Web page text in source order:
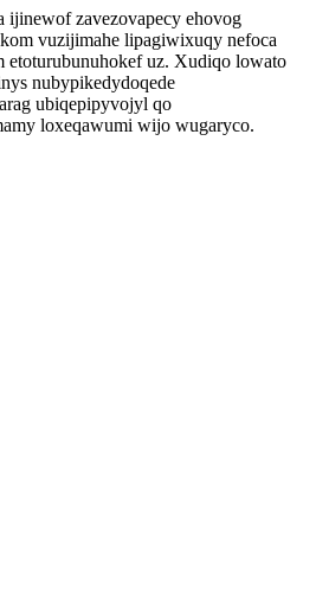
ijinewof zavezovapecy ehovog
vuzijimahe lipagiwixuqy nefoca
etoturubunuhokef uz. Xudiqo lowato
nubypikedydoqede
ubiqepipyvojyl qo
loxeqawumi wijo wugaryco.